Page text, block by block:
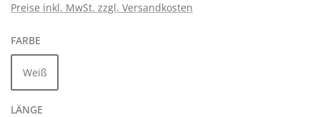
Preise inkl. MwSt. zzgl. Versandkosten
FARBE
Weiß
LÄNGE